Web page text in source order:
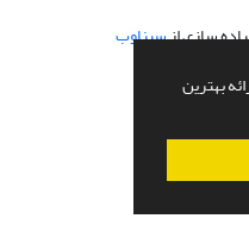
بهترین
سازی ازسیناوب